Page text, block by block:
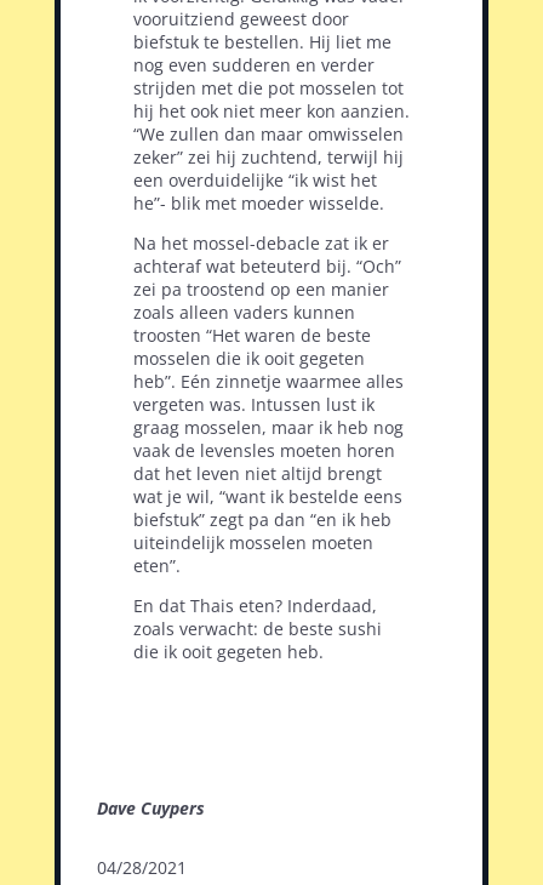
vooruitziend geweest door
biefstuk te bestellen. Hij liet me
nog even sudderen en verder
strijden met die pot mosselen tot
hij het ook niet meer kon aanzien.
“We zullen dan maar omwisselen
zeker” zei hij zuchtend, terwijl hij
een overduidelijke “ik wist het
he”- blik met moeder wisselde.
Na het mossel-debacle zat ik er
achteraf wat beteuterd bij. “Och”
zei pa troostend op een manier
zoals alleen vaders kunnen
troosten “Het waren de beste
mosselen die ik ooit gegeten
heb”. Eén zinnetje waarmee alles
vergeten was. Intussen lust ik
graag mosselen, maar ik heb nog
vaak de levensles moeten horen
dat het leven niet altijd brengt
wat je wil, “want ik bestelde eens
biefstuk” zegt pa dan “en ik heb
uiteindelijk mosselen moeten
eten”.
En dat Thais eten? Inderdaad,
zoals verwacht: de beste sushi
die ik ooit gegeten heb.
Dave Cuypers
04/28/2021